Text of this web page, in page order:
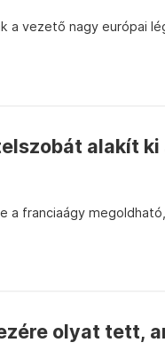
a vezető nagy európai
alakít ki
a franciaágy
olyat tett,